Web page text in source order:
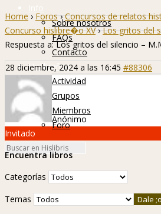
Info
Sobre nosotros
FAQs
Contacto
Hislibreños
Actividad
Grupos
Miembros
Foro
Home › Foros › Concursos de relatos
Concurso hislibre�o XV › Los gritos del
Respuesta a: Los gritos del silencio –
28 diciembre, 2024 a las 16:45 #88306
Anónimo
Invitado
Encuentra libros
Categorías
Temas